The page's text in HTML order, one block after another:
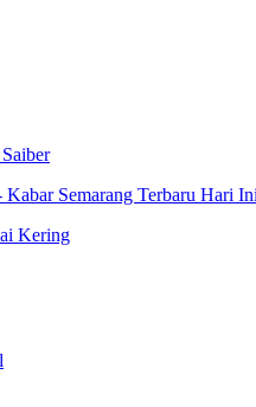
Kabar Semarang Terbaru Hari Ini